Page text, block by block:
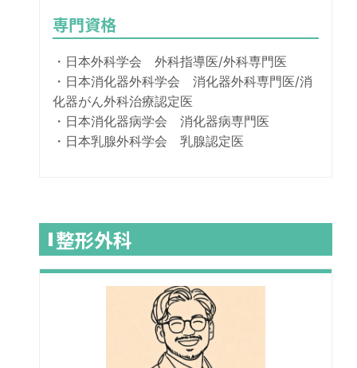
専門資格
・日本外科学会 外科指導医/外科専門医
・日本消化器外科学会 消化器外科専門医/消
化器がん外科治療認定医
・日本消化器病学会 消化器病専門医
・日本乳腺外科学会 乳腺認定医
整形外科